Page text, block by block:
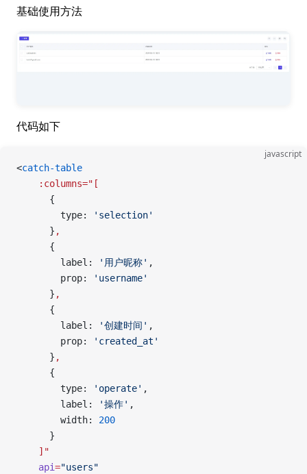
基础使用方法
代码如下
javascript
<catch-table
    :columns="[
      {
        type:
'selection'
      }
,
      {
        label:
'用户昵称' ,
        prop:
'username'
      }
,
      {
        label:
'创建时间' ,
        prop:
'created_at'
      }
,
      {
        type:
'operate' ,
        label:
'操作' ,
        width:
200
      }
    ]"
    api
="users"